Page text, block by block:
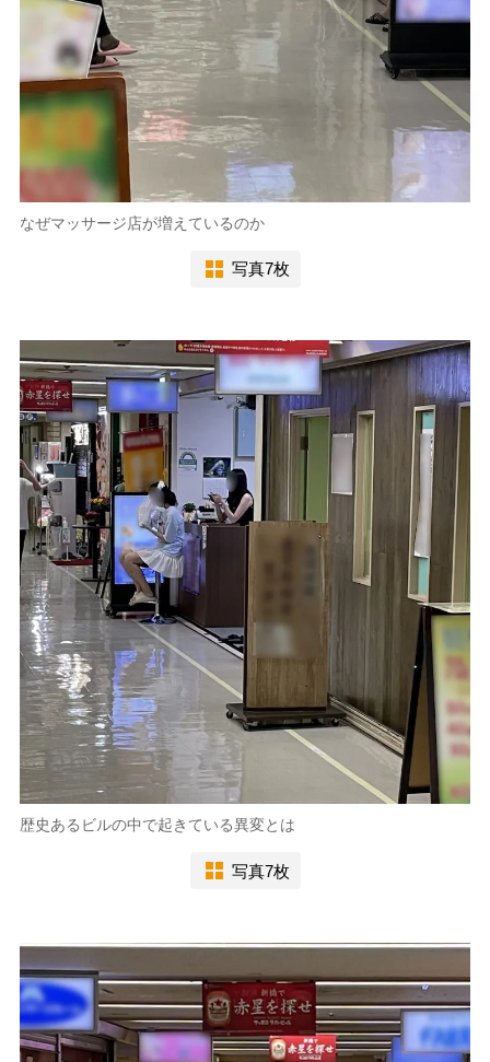
なぜマッサージ店が増えているのか
写真7枚
歴史あるビルの中で起きている異変とは
写真7枚